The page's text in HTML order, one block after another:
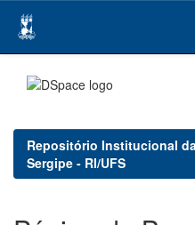
navigation
Repositório Institucional
Sergipe - RI/UFS